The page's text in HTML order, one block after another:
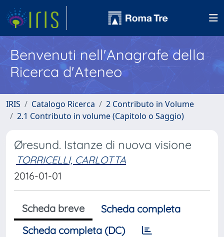
Benvenuti nell'Anagrafe della
Ricerca d'Ateneo
IRIS Catalogo Ricerca
2 Contributo in Volume
2.1 Contributo in volume (Capitolo o Saggio)
Øresund. Istanze di nuova visione
TORRICELLI, CARLOTTA
2016-01-01
Scheda breve
Scheda completa
Scheda completa (DC)